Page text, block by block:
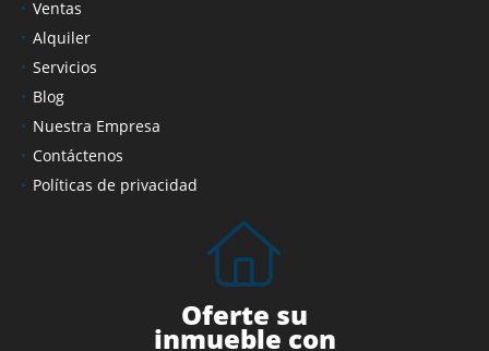
Ventas
Alquiler
Servicios
Blog
Nuestra Empresa
Contáctenos
Políticas de privacidad
Oferte su
inmueble con